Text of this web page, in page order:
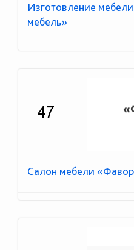
Изготовление
мебель»
47
Салон мебели